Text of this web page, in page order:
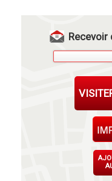
Recevoir